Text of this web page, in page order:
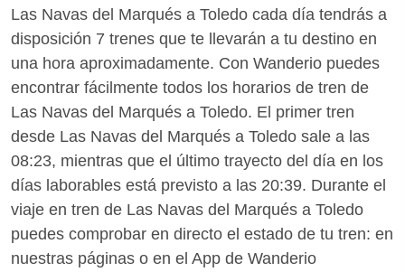
Las Navas del Marqués a Toledo cada día tendrás a
disposición 7 trenes que te llevarán a tu destino en
una hora aproximadamente. Con Wanderio puedes
encontrar fácilmente todos los horarios de tren de
Las Navas del Marqués a Toledo. El primer tren
desde Las Navas del Marqués a Toledo sale a las
08:23, mientras que el último trayecto del día en los
días laborables está previsto a las 20:39. Durante el
viaje en tren de Las Navas del Marqués a Toledo
puedes comprobar en directo el estado de tu tren: en
nuestras páginas o en el App de Wanderio